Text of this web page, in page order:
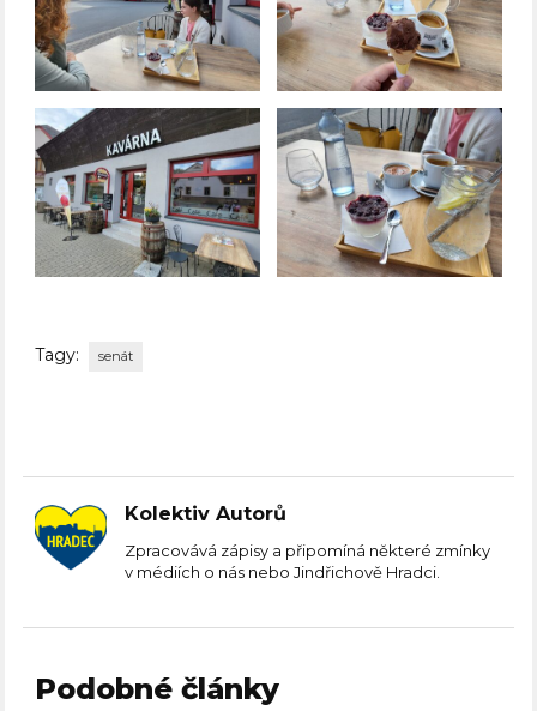
Tagy: senát
Kolektiv Autorů
Zpracovává zápisy a připomíná některé zmínky
v médiích o nás nebo Jindřichově Hradci.
Podobné články